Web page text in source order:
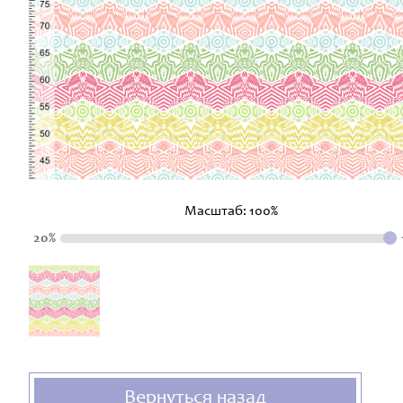
Масштаб: 100%
20%
Вернуться назад